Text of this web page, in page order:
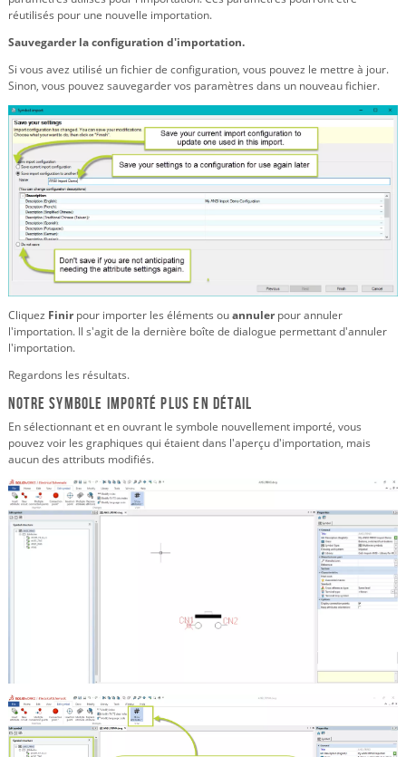
réutilisés pour une nouvelle importation.
Sauvegarder la configuration d'importation.
Si vous avez utilisé un fichier de configuration, vous pouvez le mettre à jour.
Sinon, vous pouvez sauvegarder vos paramètres dans un nouveau fichier.
Cliquez Finir pour importer les éléments ouannuler pour annuler
l'importation. Il s'agit de la dernière boîte de dialogue permettant d'annuler
l'importation.
Regardons les résultats.
Notre symbole importé plus en détail
En sélectionnant et en ouvrant le symbole nouvellement importé, vous
pouvez voir les graphiques qui étaient dans l'aperçu d'importation, mais
aucun des attributs modifiés.